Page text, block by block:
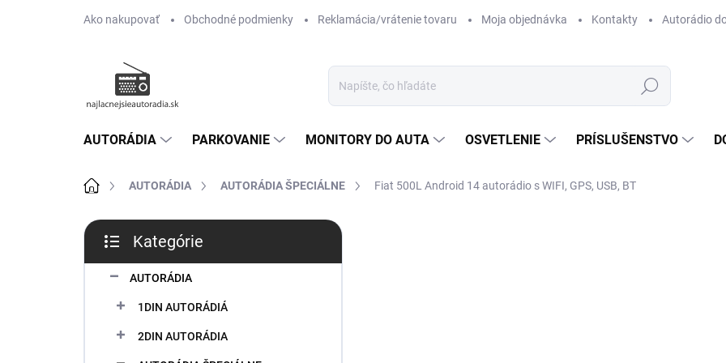
Ako nakupovať Obchodné podmienky Reklamácia/vrátenie tovaru Moja objednávka Kontakty Autorádio
Hľadať
AUTORÁDIA PARKOVANIE MONITORY DO AUTA OSVETLENIE PRÍSLUŠENSTVO
DomovAUTORÁDIA AUTORÁDIA ŠPECIÁLNE Fiat 500L Android 14 autorádio s WIFI, GPS, USB, BT
B
č
kategórie
Kategórie
AUTORÁDIA
1DIN AUTORÁDIÁ
2DIN AUTORÁDIA